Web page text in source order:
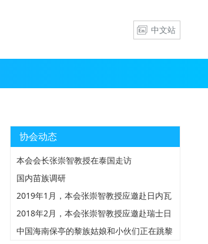
中文站
协会动态
本会会长张崇智教授在泰国走访
国内苗族调研
2019年1月，本会张崇智教授应邀赴日内瓦
万国宫参加发展中国家食品安全与消费者信
2018年2月，本会张崇智教授应邀赴瑞士日
内瓦参加由ISHR主办的人权理事会新任主
中国海南保亭的黎族姑娘和小伙们正在跳黎